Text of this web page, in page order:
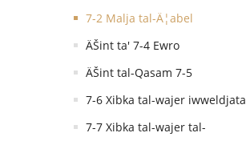
7-2 Malja tal-Ä¦abel
ÄŠint ta' 7-4 Ewro
ÄŠint tal-Qasam 7-5
7-6 Xibka tal-wajer iwweldjata
7-7 Xibka tal-wajer tal-